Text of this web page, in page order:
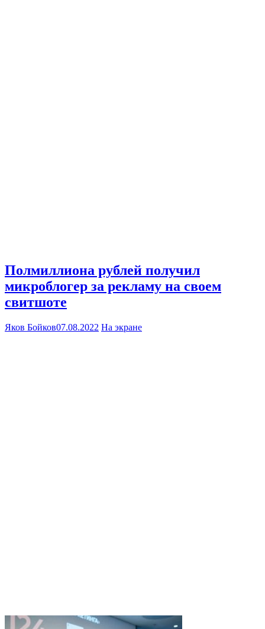
Полмиллиона рублей получил
микроблогер за рекламу на своем
свитшоте
Яков Бойков07.08.2022 На экране